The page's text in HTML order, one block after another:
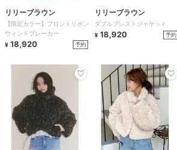
リリーブラウン
【限定カラー】フロントリボン
ウィンドブレーカー
¥ 18,920 予約
リリーブラウン
ダブルブレストジャケット
¥ 18,920 予約